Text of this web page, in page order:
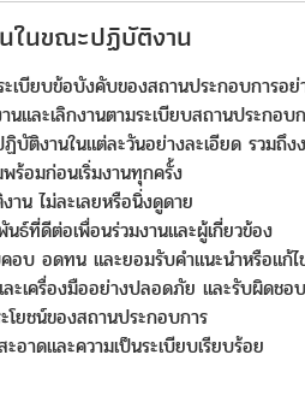
ในขณะปฏิบัติงาน
เบียบข้อบังคับของสถานประกอบการอย่
นและเลิกงานตามระเบียบสถานประกอบ
บัติงานในแต่ละวันอย่างละเอียด รวม
พร้อมก่อนเริ่มงานทุกครั้ง
าน ไม่ละเลยหรือนิ่งดูดาย
ธ์ที่ดีต่อเพื่อนร่วมงานและผู้เกี่ยวข้อง
อบ อดทน และยอมรับคำแนะนำหรือแก้
ะเครื่องมืออย่างปลอดภัย และรับผิดชอ
โยชน์ของสถานประกอบการ
อาดและความเป็นระเบียบเรียบร้อย